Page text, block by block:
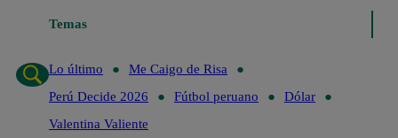
Temas
Lo último
Me Caigo de Risa
Perú Decide 2026
Fútbol peruano
Dólar
Valentina Valiente